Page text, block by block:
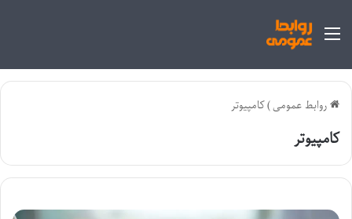
منو
روابط عمومی)کامپیوتر
کامپیوتر